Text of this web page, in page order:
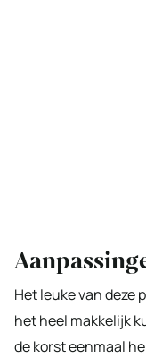
Het leuke van deze
het heel makkelijk
de korst eenmaal